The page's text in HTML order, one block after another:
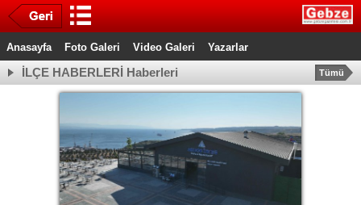
Anasayfa Foto Galeri Video Galeri Yazarlar
İLÇE HABERLERİ Haberleri Tümü